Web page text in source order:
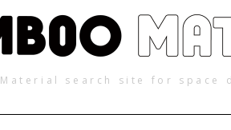
Material search site for space